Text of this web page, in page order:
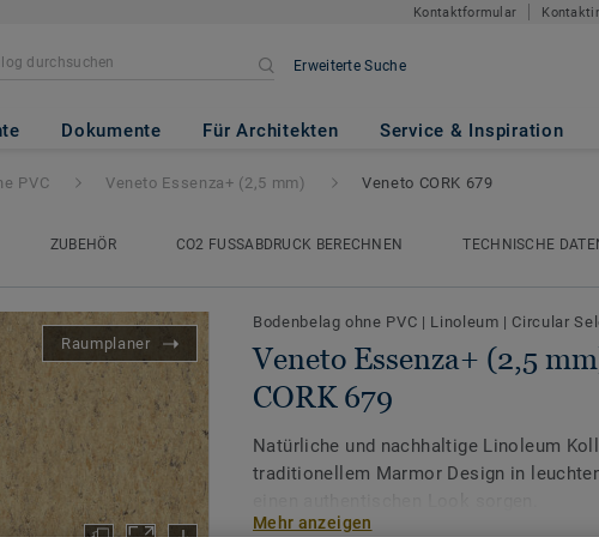
Kontaktformular
Erweiterte Suche
Dokumente Für Architekten Service & Inspiration
(2,5 mm) - Veneto CORK 679
PVC Veneto Essenza+ (2,5 mm) Veneto CORK 679
ZUBEHÖR CO2 FUSSABDRUCK BERECHNEN
TECHNISCHE
Raumplaner
Bodenbelag ohne PVC | Linoleum | Circular
Veneto Essenza+ (2,5
CORK 679
Natürliche und nachhaltige Linoleum
traditionellem Marmor Design in
Mehr anzeigen